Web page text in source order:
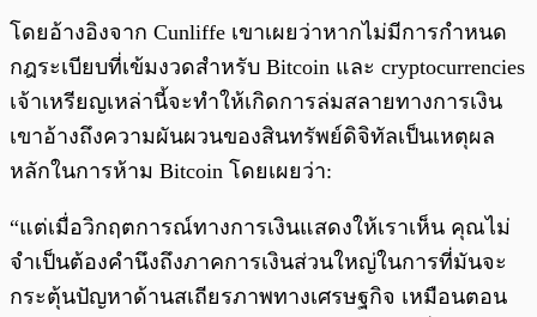
โดยอ้างอิงจาก Cunliffe เขาเผยว่าหากไม่มีการกำหนด
กฎระเบียบที่เข้มงวดสำหรับ Bitcoin และ cryptocurrencies
เจ้าเหรียญเหล่านี้จะทำให้เกิดการล่มสลายทางการเงิน
เขาอ้างถึงความผันผวนของสินทรัพย์ดิจิทัลเป็นเหตุผล
หลักในการห้าม Bitcoin โดยเผยว่า:
“แต่เมื่อวิกฤตการณ์ทางการเงินแสดงให้เราเห็น คุณไม่
จำเป็นต้องคำนึงถึงภาคการเงินส่วนใหญ่ในการที่มันจะ
กระตุ้นปัญหาด้านสเถียรภาพทางเศรษฐกิจ เหมือนตอน